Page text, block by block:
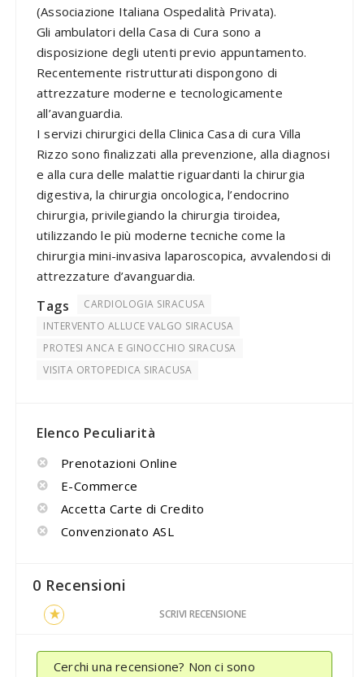
(Associazione Italiana Ospedalità Privata).
Gli ambulatori della Casa di Cura sono a
disposizione degli utenti previo appuntamento.
Recentemente ristrutturati dispongono di
attrezzature moderne e tecnologicamente
all’avanguardia.
I servizi chirurgici della Clinica Casa di cura Villa
Rizzo sono finalizzati alla prevenzione, alla diagnosi
e alla cura delle malattie riguardanti la chirurgia
digestiva, la chirurgia oncologica, l’endocrino
chirurgia, privilegiando la chirurgia tiroidea,
utilizzando le più moderne tecniche come la
chirurgia mini-invasiva laparoscopica, avvalendosi di
attrezzature d’avanguardia.
Tags
CARDIOLOGIA SIRACUSA
INTERVENTO ALLUCE VALGO SIRACUSA
PROTESI ANCA E GINOCCHIO SIRACUSA
VISITA ORTOPEDICA SIRACUSA
Elenco Peculiarità
Prenotazioni Online
E-Commerce
Accetta Carte di Credito
Convenzionato ASL
0 Recensioni
SCRIVI RECENSIONE
Cerchi una recensione? Non ci sono